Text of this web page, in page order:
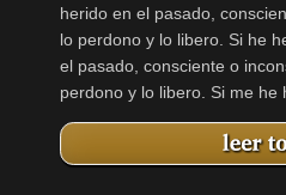
herido en el pasado,
lo perdono y lo libero. Si he
el pasado, consciente o
perdono y lo libero. Si me he